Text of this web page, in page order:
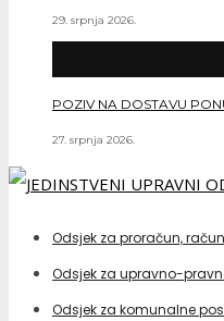
29. srpnja 2026.
POZIV NA DOSTAVU
27. srpnja 2026.
Odsjek za proračun,
Odsjek za upravno-
Odsjek za komunalne